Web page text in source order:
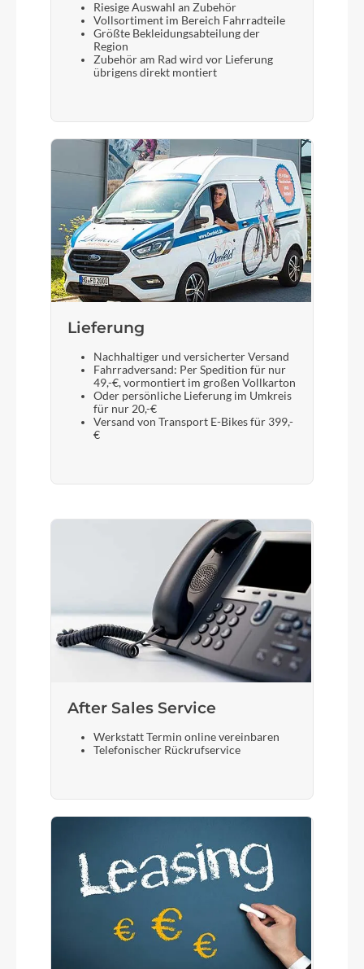
Riesige Auswahl an Zubehör
Vollsortiment im Bereich Fahrradteile
Größte Bekleidungsabteilung der
Region
Zubehör am Rad wird vor Lieferung
übrigens direkt montiert
Lieferung
Nachhaltiger und versicherter Versand
Fahrradversand: Per Spedition für nur
49,-€, vormontiert im großen Vollkarton
Oder persönliche Lieferung im Umkreis
für nur 20,-€
Versand von Transport E-Bikes für 399,-
€
After Sales Service
Werkstatt Termin online vereinbaren
Telefonischer Rückrufservice